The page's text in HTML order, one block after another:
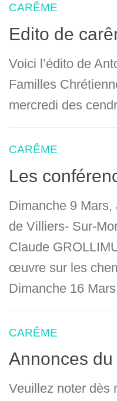
CARÊME
Edito de
Voici l’édito de
Familles
mercredi des
CARÊME
Les
Dimanche 9 Mars,
de Villiers- Sur-
Claude
œuvre sur les
Dimanche 16
CARÊME
Annonces
Veuillez noter dès